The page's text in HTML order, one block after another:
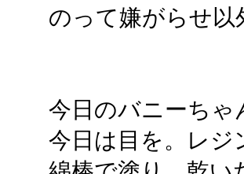
のって嫌がらせ
今日のバニーち
今日は目を。レ